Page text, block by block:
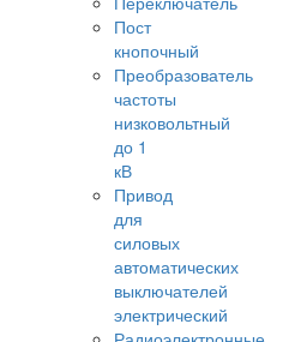
Пост
кнопочный
Преобразователь
частоты
низковольтный
до 1
кВ
Привод
для
силовых
автоматических
выключателей
электрический